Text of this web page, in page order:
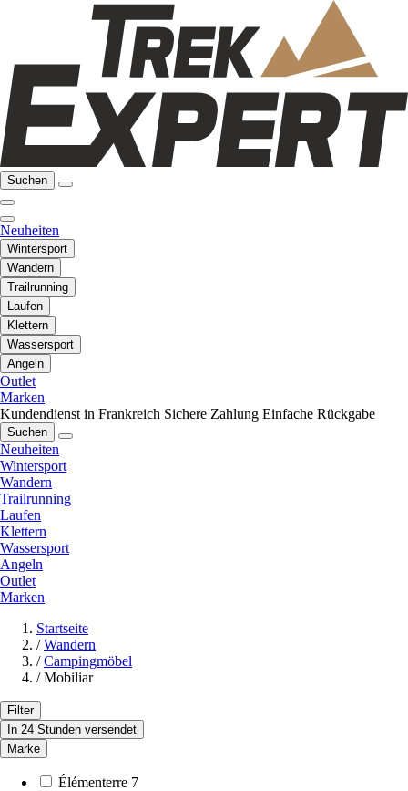
Suchen
Neuheiten
Wintersport
Wandern
Trailrunning
Laufen
Klettern
Wassersport
Angeln
Outlet
Marken
Kundendienst in Frankreich Sichere Zahlung Einfache Rückgabe
Suchen
Neuheiten
Wintersport
Wandern
Trailrunning
Laufen
Klettern
Wassersport
Angeln
Outlet
Marken
Startseite
/ Wandern
/ Campingmöbel
/ Mobiliar
Filter
In 24 Stunden versendet
Marke
Élémenterre 7